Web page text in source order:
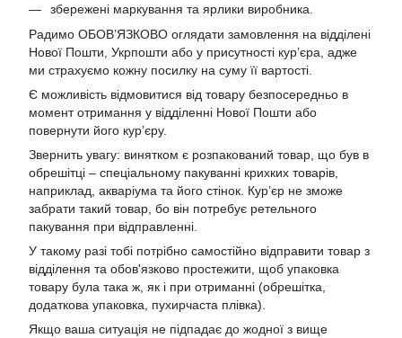
збережені маркування та ярлики виробника.
Радимо ОБОВ’ЯЗКОВО оглядати замовлення на відділені
Нової Пошти, Укрпошти або у присутності кур’єра, адже
ми страхуємо кожну посилку на суму її вартості.
Є можливість відмовитися від товару безпосередньо в
момент отримання у відділенні Нової Пошти або
повернути його кур’єру.
Звернить увагу: винятком є розпакований товар, що був в
обрешітці – спеціальному пакуванні крихких товарів,
наприклад, акваріума та його стінок. Кур’єр не зможе
забрати такий товар, бо він потребує ретельного
пакування при відправленні.
У такому разі тобі потрібно самостійно відправити товар з
відділення та обов'язково простежити, щоб упаковка
товару була така ж, як і при отриманні (обрешітка,
додаткова упаковка, пухирчаста плівка).
Якщо ваша ситуація не підпадає до жодної з вище